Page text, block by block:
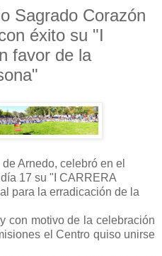
Sagrado Corazón
éxito su "I
favor de la
Arnedo, celebró en el
17 su "I CARRERA
para la erradicación de la
con motivo de la celebración
el Centro quiso unirse